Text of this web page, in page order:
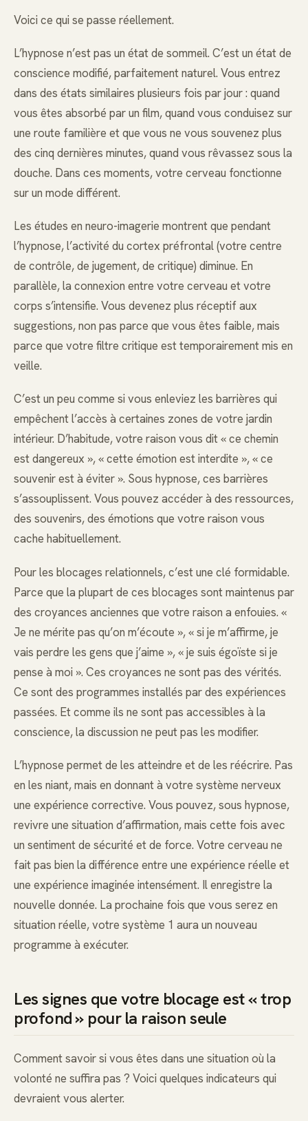
Voici ce qui se passe réellement.
L’hypnose n’est pas un état de sommeil. C’est un état de
conscience modifié, parfaitement naturel. Vous entrez
dans des états similaires plusieurs fois par jour : quand
vous êtes absorbé par un film, quand vous conduisez sur
une route familière et que vous ne vous souvenez plus
des cinq dernières minutes, quand vous rêvassez sous la
douche. Dans ces moments, votre cerveau fonctionne
sur un mode différent.
Les études en neuro-imagerie montrent que pendant
l’hypnose, l’activité du cortex préfrontal (votre centre
de contrôle, de jugement, de critique) diminue. En
parallèle, la connexion entre votre cerveau et votre
corps s’intensifie. Vous devenez plus réceptif aux
suggestions, non pas parce que vous êtes faible, mais
parce que votre filtre critique est temporairement mis en
veille.
C’est un peu comme si vous enleviez les barrières qui
empêchent l’accès à certaines zones de votre jardin
intérieur. D’habitude, votre raison vous dit « ce chemin
est dangereux », « cette émotion est interdite », « ce
souvenir est à éviter ». Sous hypnose, ces barrières
s’assouplissent. Vous pouvez accéder à des ressources,
des souvenirs, des émotions que votre raison vous
cache habituellement.
Pour les blocages relationnels, c’est une clé formidable.
Parce que la plupart de ces blocages sont maintenus par
des croyances anciennes que votre raison a enfouies. «
Je ne mérite pas qu’on m’écoute », « si je m’affirme, je
vais perdre les gens que j’aime », « je suis égoïste si je
pense à moi ». Ces croyances ne sont pas des vérités.
Ce sont des programmes installés par des expériences
passées. Et comme ils ne sont pas accessibles à la
conscience, la discussion ne peut pas les modifier.
L’hypnose permet de les atteindre et de les réécrire. Pas
en les niant, mais en donnant à votre système nerveux
une expérience corrective. Vous pouvez, sous hypnose,
revivre une situation d’affirmation, mais cette fois avec
un sentiment de sécurité et de force. Votre cerveau ne
fait pas bien la différence entre une expérience réelle et
une expérience imaginée intensément. Il enregistre la
nouvelle donnée. La prochaine fois que vous serez en
situation réelle, votre système 1 aura un nouveau
programme à exécuter.
Les signes que votre blocage est « trop
profond » pour la raison seule
Comment savoir si vous êtes dans une situation où la
volonté ne suffira pas ? Voici quelques indicateurs qui
devraient vous alerter.